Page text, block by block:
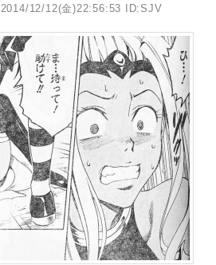
2014/12/12(金)22:56:53 ID:SJV